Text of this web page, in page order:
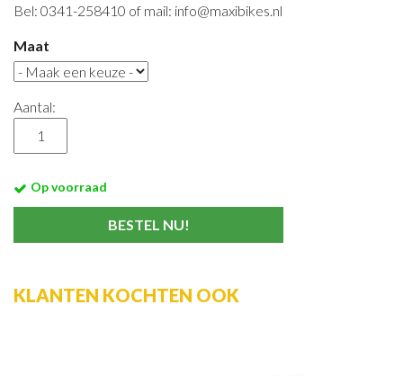
Bel: 0341-258410 of mail: info@maxibikes.nl
Maat
Aantal:
Op voorraad
KLANTEN KOCHTEN OOK